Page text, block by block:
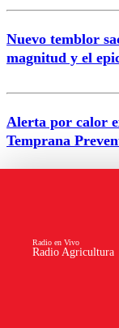
Nuevo temblor
magnitud y el
Alerta por calor
Temprana
Radio Agricultura
Radio en Vivo